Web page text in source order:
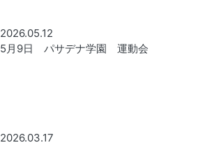
2026.05.12
5月9日 パサデナ学園 運動会
2026.03.17